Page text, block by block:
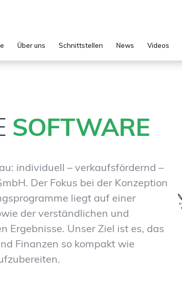
Über uns Schnittstellen News Videos
SOFTWARE
individuell – verkaufsfördernd –
Der Fokus bei der Konzeption
liegt auf einer
der verständlichen und
Ergebnisse. Unser Ziel ist es, das
Finanzen so kompakt wie